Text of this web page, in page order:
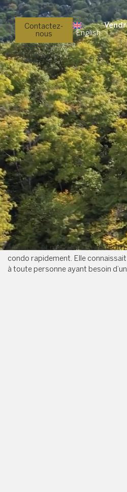
Contactez-
nous
English
Mon mari et moi avons vendu
condo rapidement. Elle
à toute personne ayant besoin